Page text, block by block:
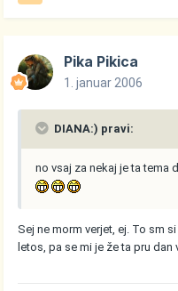
Pika Pikica
1. januar 2006
DIANA:) pravi:
no vsaj za nekaj je ta
Sej ne morm verjet, ej. To sm
letos, pa se mi je že ta pru dan